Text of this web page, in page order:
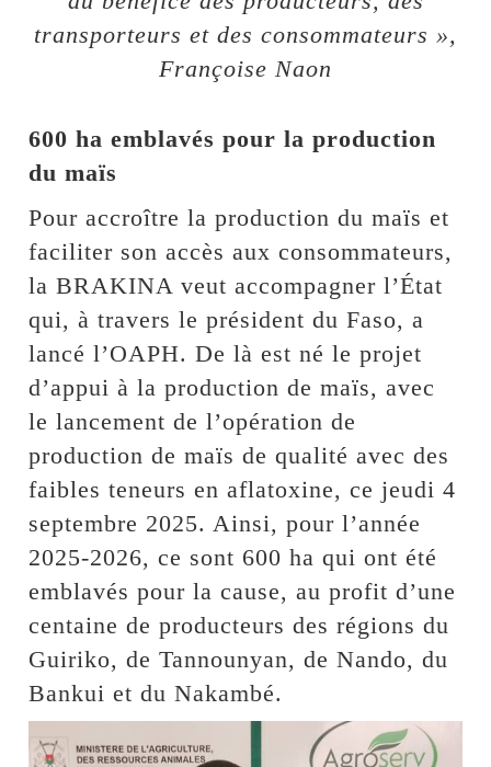
transporteurs et des consommateurs »,
Françoise Naon
600 ha emblavés pour la production
du maïs
Pour accroître la production du maïs et
faciliter son accès aux consommateurs,
la BRAKINA veut accompagner l’État
qui, à travers le président du Faso, a
lancé l’OAPH. De là est né le projet
d’appui à la production de maïs, avec
le lancement de l’opération de
production de maïs de qualité avec des
faibles teneurs en aflatoxine, ce jeudi 4
septembre 2025. Ainsi, pour l’année
2025-2026, ce sont 600 ha qui ont été
emblavés pour la cause, au profit d’une
centaine de producteurs des régions du
Guiriko, de Tannounyan, de Nando, du
Bankui et du Nakambé.